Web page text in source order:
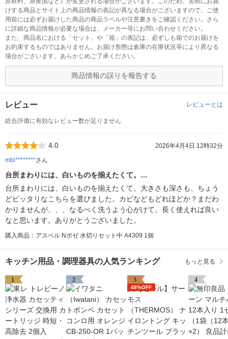
けする商品とサイト上の商品情報の表記が異なる場合がございますので、ご使
用前には必ずお届けした商品の商品ラベルや注意書きをご確認ください。さら
に詳細な商品情報が必要な場合は、メーカー等にお問い合わせください。
また、商品名における「セット」や「箱」の表記は、必ずしも箱でのお届けを
お約束するものではありません。お届け形態は倉庫の在庫状況等により異なる
場合がございます。あらかじめご了承ください。
商品情報の誤りを報告する
レビュー レビューとは
総合評価に有効なレビュー数が足りません
4.0
2026年4月4日 12時32分
mbl********さん
台所まわりには、白いものを揃えたくて。…
台所まわりには、白いものを揃えたくて。大きさも深さも、ちょう
どピッタリなこちらを選びました。カビなどもどれほどか？まだわ
かりませんが、、、なるべく洗うよう心がけて。長く使えれば良い
なと思います。ありがとうございました。
購入商品：アスベル Nポゼ 水切りセット中 A4309 1個
キッチン用品・調理器具の人気ランキング もっと見る
1 2 3
48%OFF
4